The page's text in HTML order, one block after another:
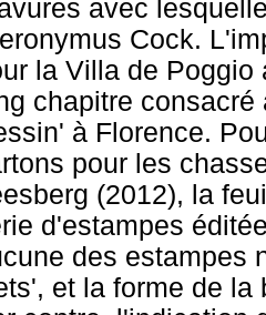
avec
Cock.
la Villa de Poggio
chapitre
à Florence.
pour les
(2012), la
d'estampes
des estampes
et la forme de la